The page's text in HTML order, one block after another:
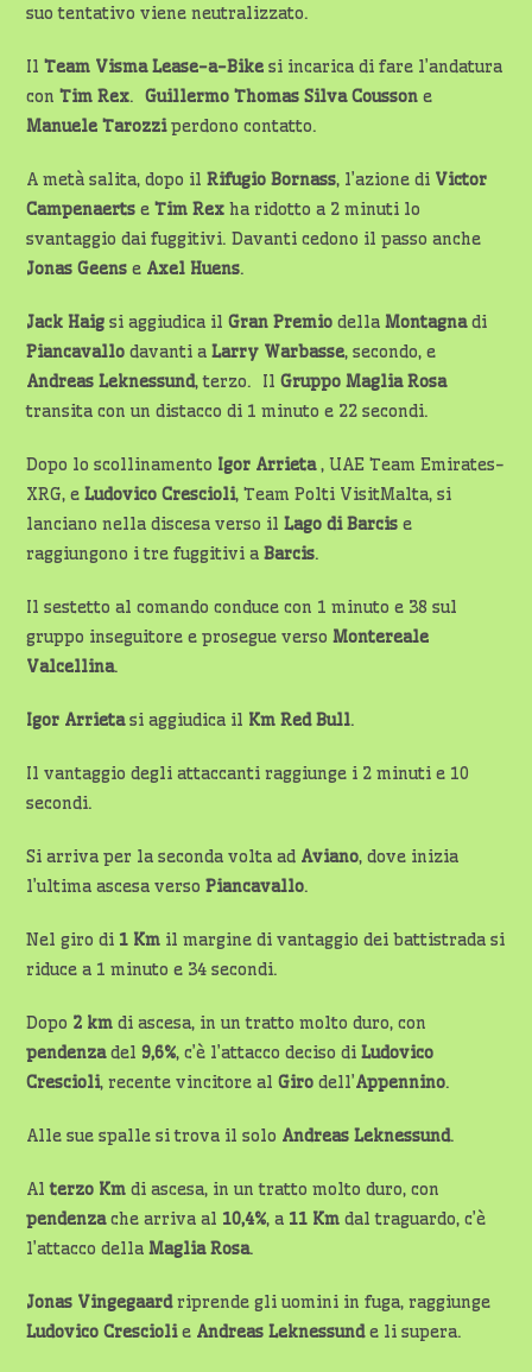
suo tentativo viene neutralizzato.
IlTeam Visma Lease-a-Bike si incarica di fare l’andatura
conTim Rex.Guillermo Thomas Silva Coussone
Manuele Tarozziperdono contatto.
A metà salita, dopo ilRifugio Bornass, l’azione di Victor
Campenaerts eTim Rex ha ridotto a 2 minuti lo
svantaggio dai fuggitivi. Davanti cedono il passo anche
Jonas Geens e Axel Huens.
Jack Haig si aggiudica ilGran Premio dellaMontagnadi
Piancavallo davanti aLarry Warbasse, secondo, e
Andreas Leknessund, terzo. IlGruppo Maglia Rosa
transita con un distacco di 1 minuto e 22 secondi.
Dopo lo scollinamento Igor Arrieta, UAE Team Emirates-
XRG, eLudovico Crescioli, Team Polti VisitMalta, si
lanciano nella discesa verso ilLago di Barcise
raggiungono i tre fuggitivi aBarcis.
Il sestetto al comando conduce con 1 minuto e 38 sul
gruppo inseguitore e prosegue versoMontereale
Valcellina.
Igor Arrietasi aggiudica il Km Red Bull.
Il vantaggio degli attaccanti raggiunge i 2 minuti e 10
secondi.
Si arriva per la seconda volta ad Aviano, dove inizia
l’ultima ascesa versoPiancavallo.
Nel giro di 1 Km il margine di vantaggio dei battistrada si
riduce a 1 minuto e 34 secondi.
Dopo 2 km di ascesa, in un tratto molto duro, con
pendenzadel9,6%, c’è l’attacco deciso diLudovico
Crescioli, recente vincitore alGiro dell’Appennino.
Alle sue spalle si trova il solo Andreas Leknessund.
Alterzo Km di ascesa, in un tratto molto duro, con
pendenzache arriva al 10,4%, a 11 Km dal traguardo, c’è
l’attacco dellaMaglia Rosa.
Jonas Vingegaardriprende gli uomini in fuga, raggiunge
Ludovico Cresciolie Andreas Leknessunde li supera.